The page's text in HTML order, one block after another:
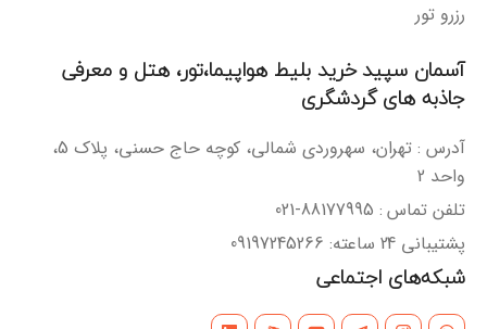
رزرو تور
آسمان سپید خرید بلیط هواپیما،تور، هتل و معرفی
جاذبه های گردشگری
آدرس : تهران، سهروردی شمالی، کوچه حاج حسنی، پلاک 5،
واحد 2
تلفن تماس : 88177995-021
پشتیبانی 24 ساعته: 09197245266
شبکه‌های اجتماعی